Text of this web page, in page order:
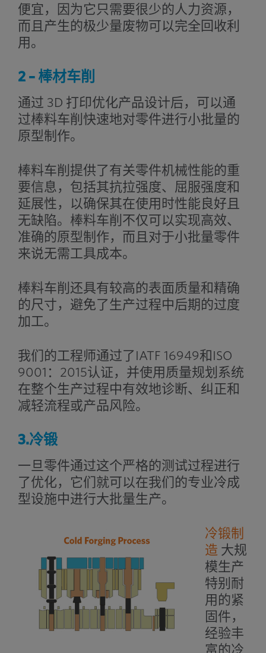
便宜，因为它只需要很少的人力资源，
而且产生的极少量废物可以完全回收利
用。
2 – 棒材车削
通过 3D 打印优化产品设计后，可以通
过棒料车削快速地对零件进行小批量的
原型制作。
棒料车削提供了有关零件机械性能的重
要信息，包括其抗拉强度、屈服强度和
延展性，以确保其在使用时性能良好且
无缺陷。棒料车削不仅可以实现高效、
准确的原型制作，而且对于小批量零件
来说无需工具成本。
棒料车削还具有较高的表面质量和精确
的尺寸，避免了生产过程中后期的过度
加工。
我们的工程师通过了IATF 16949和ISO
9001：2015认证，并使用质量规划系统
在整个生产过程中有效地诊断、纠正和
减轻流程或产品风险。
3.冷锻
一旦零件通过这个严格的测试过程进行
了优化，它们就可以在我们的专业冷成
型设施中进行大批量生产。
冷锻制
造 大规
模生产
特别耐
用的紧
固件，
经验丰
富的冷